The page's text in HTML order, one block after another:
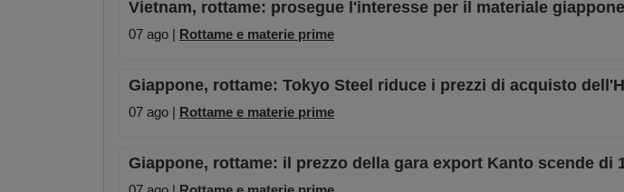
Vietnam, rottame: prosegue l'interesse per il materiale
07 ago | Rottame e materie prime
Giappone, rottame: Tokyo Steel riduce i prezzi di acquisto
07 ago | Rottame e materie prime
Giappone, rottame: il prezzo della gara export Kanto scende di